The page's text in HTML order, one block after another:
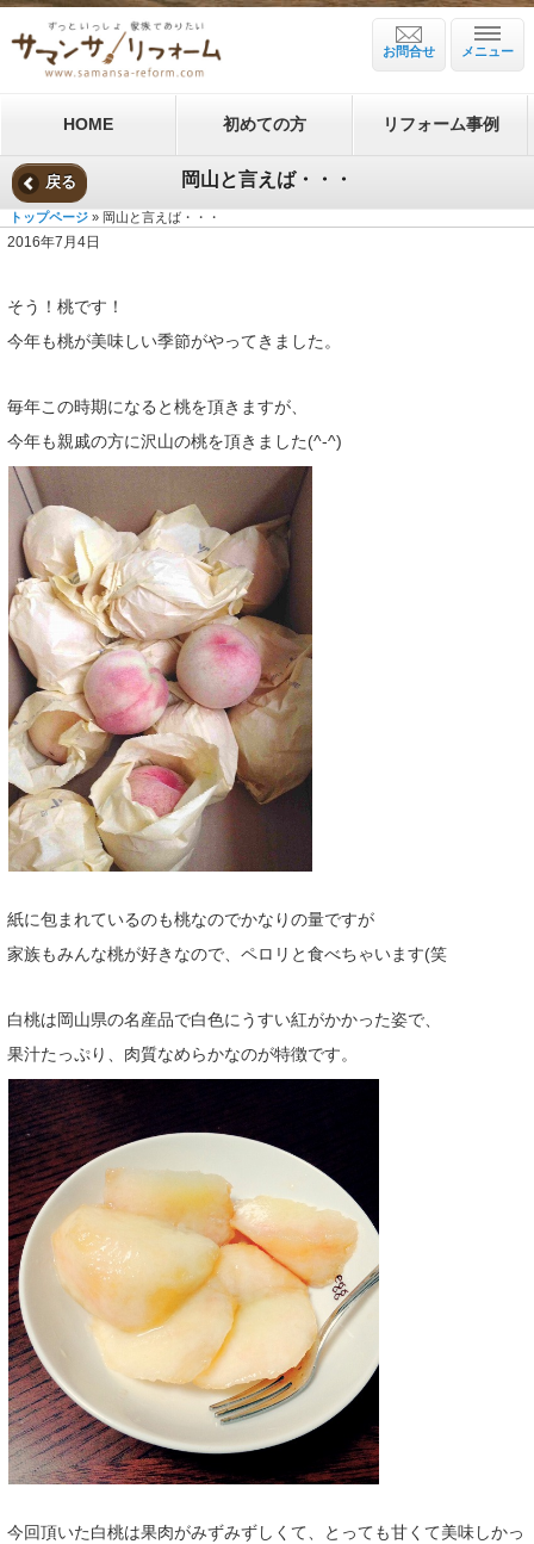
メニュー
お問合せ
HOME 初めての方 リフォーム事例
戻る 岡山と言えば・・・
トップページ » 岡山と言えば・・・
2016年7月4日
そう！桃です！
今年も桃が美味しい季節がやってきました。
毎年この時期になると桃を頂きますが、
今年も親戚の方に沢山の桃を頂きました(^-^)
紙に包まれているのも桃なのでかなりの量ですが
家族もみんな桃が好きなので、ペロリと食べちゃいます(笑
白桃は岡山県の名産品で白色にうすい紅がかかった姿で、
果汁たっぷり、肉質なめらかなのが特徴です。
今回頂いた白桃は果肉がみずみずしくて、とっても甘くて美味しかっ